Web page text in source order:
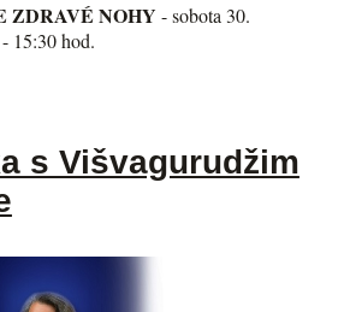
ZDRAVÉ NOHY - sobota 30.
15:30 hod.
s Višvagurudžim